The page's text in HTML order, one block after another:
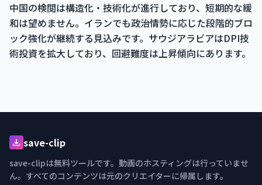
中国の検閲は構造化・技術化が進行しており、短期的な緩
和は望めません。イランでも政治情勢に応じた段階的ブロ
ック強化が継続する見込みです。サウジアラビアはDPI技
術投資を拡大しており、回避難度は上昇傾向にあります。
save-clip
save-clipは無料ツールです。動画のホスティングは行っていませ
ん。すべてのコンテンツは元のクリエイターに帰属します。